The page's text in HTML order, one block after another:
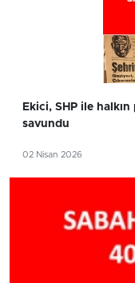
Ekici, SHP ile
savundu
02 Nisan 2026